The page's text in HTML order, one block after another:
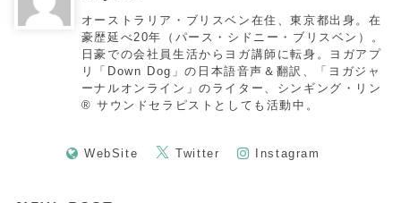
オーストラリア・ブリスベン在住、東京都出身。在
豪歴延べ20年（パース・シドニー・ブリスベン）。
日豪での会社員生活からヨガ講師に転身。ヨガアプ
リ「Down Dog」の日本語音声＆翻訳、「ヨガジャ
ーナルオンライン」のライター、シンギング・リン
®︎ サウンドセラピストとしても活動中。
WebSite Twitter Instagram